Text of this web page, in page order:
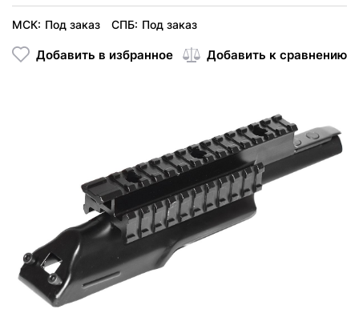
МСК: Под заказ СПБ: Под заказ
Добавить в избранное Добавить к сравнению